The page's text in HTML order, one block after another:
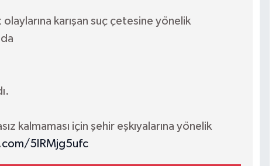
karışan suç çetesine yönelik
kalmaması için şehir eşkıyalarına yönelik
5lRMjg5ufc